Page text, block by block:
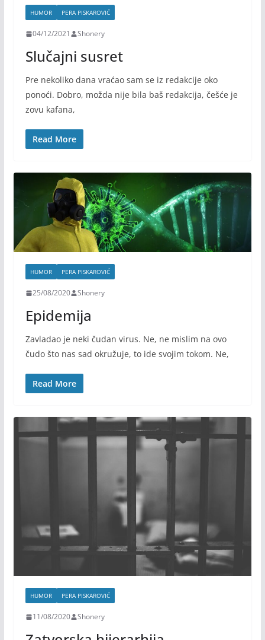
HUMOR PERA PISKAROVIĆ
04/12/2021 Shonery
Slučajni susret
Pre nekoliko dana vraćao sam se iz redakcije oko
ponoći. Dobro, možda nije bila baš redakcija, češće je
zovu kafana,
Read More
HUMOR PERA PISKAROVIĆ
25/08/2020 Shonery
Epidemija
Zavladao je neki čudan virus. Ne, ne mislim na ovo
čudo što nas sad okružuje, to ide svojim tokom. Ne,
Read More
HUMOR PERA PISKAROVIĆ
11/08/2020 Shonery